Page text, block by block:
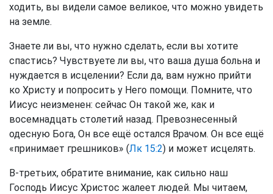
ходить, вы видели самое великое, что можно увидеть
на земле.
Знаете ли вы, что нужно сделать, если вы хотите
спастись? Чувствуете ли вы, что ваша душа больна и
нуждается в исцелении? Если да, вам нужно прийти
ко Христу и попросить у Него помощи. Помните, что
Иисус неизменен: сейчас Он такой же, как и
восемнадцать столетий назад. Превознесенный
одесную Бога, Он все ещё остался Врачом. Он все ещё
«принимает грешников» (Лк 15:2) и может исцелять.
В-третьих, обратите внимание, как сильно наш
Господь Иисус Христос жалеет людей. Мы читаем,